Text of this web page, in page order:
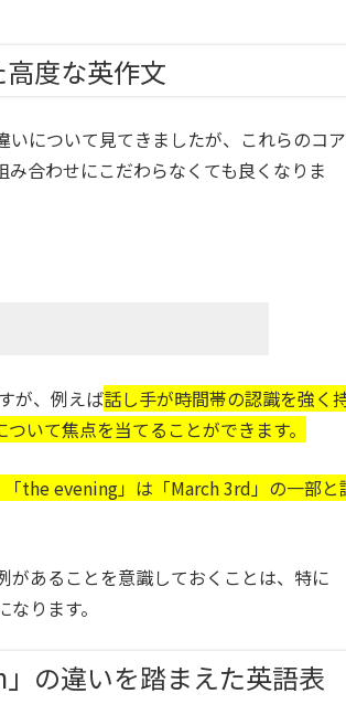
度な英作文
について見てきましたが、これらのコア
合わせにこだわらなくても良くなりま
が、例えば話し手が時間帯の認識を強く
いて焦点を当てることができます。
the evening」は「March 3rd」の一部と
あることを意識しておくことは、特に
ります。
の違いを踏まえた英語表